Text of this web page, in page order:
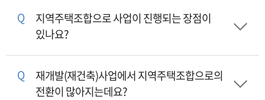
Q
지역주택조합으로 사업이 진행되는 장점이
있나요?
Q
재개발(재건축)사업에서 지역주택조합으로의
전환이 많아지는데요?